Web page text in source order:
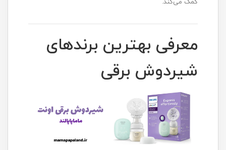
کمک می‌کند.
معرفی بهترین برندهای
شیردوش برقی